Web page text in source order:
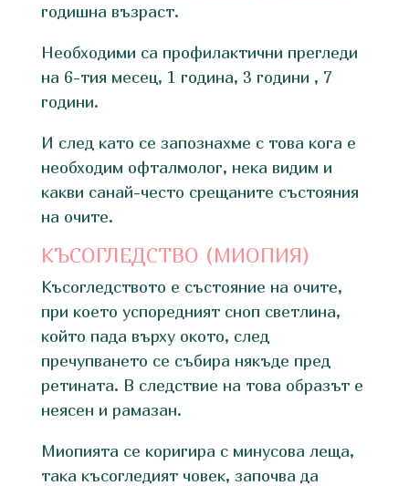
годишна възраст.
Необходими са профилактични прегледи
на 6-тия месец, 1 година, 3 години , 7
години.
И след като се запознахме с това кога е
необходим офталмолог, нека видим и
какви санай-често срещаните състояния
на очите.
КЪСОГЛЕДСТВО (МИОПИЯ)
Късогледството е състояние на очите,
при което успоредният сноп светлина,
който пада върху окото, след
пречупването се събира някъде пред
ретината. В следствие на това образът е
неясен и рамазан.
Миопията се коригира с минусова леща,
така късогледият човек, започва да